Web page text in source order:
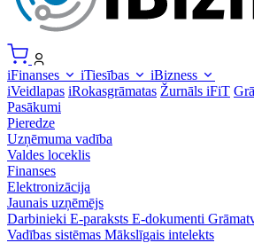
iFinanses iTiesības
iBizness
iVeidlapas iRokasgrāmatas Žurnāls iFiT
Pasākumi
Pieredze
Uzņēmuma vadība
Valdes loceklis
Finanses
Elektronizācija
Jaunais uzņēmējs
Darbinieki E-paraksts E-dokumenti
Vadības sistēmas Mākslīgais intelekts